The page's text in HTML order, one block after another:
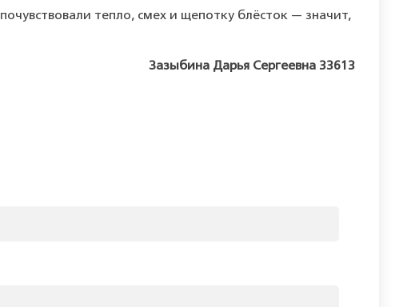
почувствовали тепло, смех и щепотку блёсток — значит,
Зазыбина Дарья Сергеевна 33613